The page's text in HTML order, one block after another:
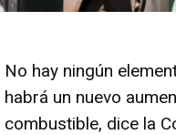
No hay ningún
habrá un nuevo
combustible, dice la